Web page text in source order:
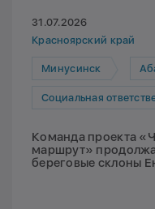
31.07.2026
Красноярский край
Минусинск
Социальная
Команда проекта
маршрут»
береговые склоны